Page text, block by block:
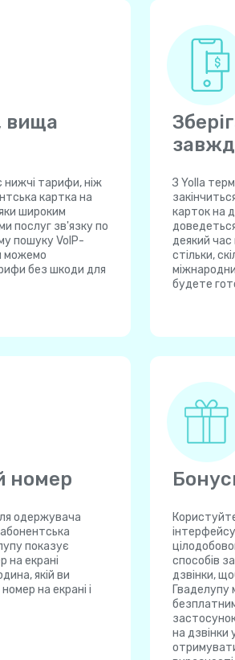
вища
нижчі тарифи, ніж
картка на
широким
послуг зв'язку по
пошуку VoIP-
можемо
без шкоди для
З Yolla
карток на
деякий
стільки,
будете
номер
одержувача
показує
на екрані
якій ви
на екрані і
способів
дзвінки,
Гваделупу
на дзвінки